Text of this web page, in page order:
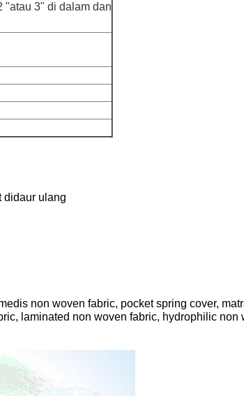
"atau 3" di dalam dan
didaur ulang
non woven fabric, pocket spring cover,
laminated non woven fabric, hydrophilic non